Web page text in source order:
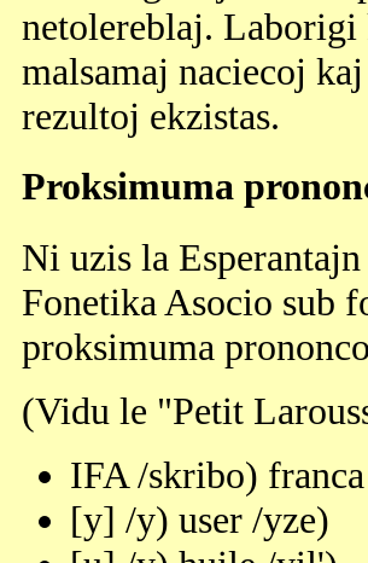
netolereblaj.
malsamaj naciecoj
rezultoj ekzistas.
Proksimuma
Ni uzis la
Fonetika Asocio sub
proksimuma
(Vidu le "Petit
IFA /skribo)
[y] /y) user /yze)